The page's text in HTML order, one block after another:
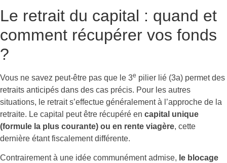
Le retrait du capital : quand et
comment récupérer vos fonds
?
Vous ne savez peut-être pas que le 3e pilier lié (3a) permet des
retraits anticipés dans des cas précis. Pour les autres
situations, le retrait s’effectue généralement à l’approche de la
retraite. Le capital peut être récupéré en capital unique
(formule la plus courante) ou en rente viagère, cette
dernière étant fiscalement différente.
Contrairement à une idée communément admise, le blocage